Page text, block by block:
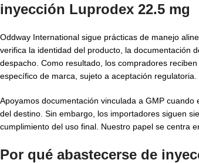
inyección Luprodex 22.5 mg
Oddway International sigue prácticas de manejo
verifica la identidad del producto, la documentación
despacho. Como resultado, los compradores
específico de marca, sujeto a aceptación regulatoria.
Apoyamos documentación vinculada a GMP
del destino. Sin embargo, los importadores siguen
cumplimiento del uso final. Nuestro papel se centra
Por qué abastecerse de